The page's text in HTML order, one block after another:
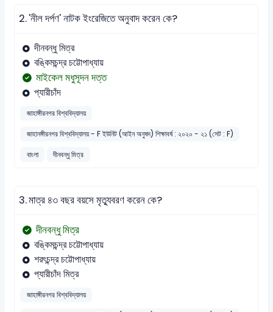
2.'নীল দর্পণ' নাটক ইংরেজিতে অনুবাদ করেন কে?
দীনবন্ধু মিত্র
বঙ্কিমচন্দ্র চট্টোপাধ্যায়
মাইকেল মধুসূদন দত্ত
প্যারীচাঁদ
জাহাঙ্গীরনগর বিশ্ববিদ্যালয়
জাহানঙ্গীরনগর বিশ্ববিদ্যালয় - F ইউনিট (আইন অনুষদ) শিক্ষাবর্ষ : ২০২০ - ২১ (সেট : F)
বাংলা
দীনবন্ধু মিত্র
3.মাত্র ৪৩ বছর বয়সে মৃত্যুবরণ করেন কে?
দীনবন্ধু মিত্র
বঙ্কিমচন্দ্র চট্টোপাধ্যায়
শরৎচন্দ্র চট্টোপাধ্যায়
প্যারীচাঁদ মিত্র
জাহাঙ্গীরনগর বিশ্ববিদ্যালয়